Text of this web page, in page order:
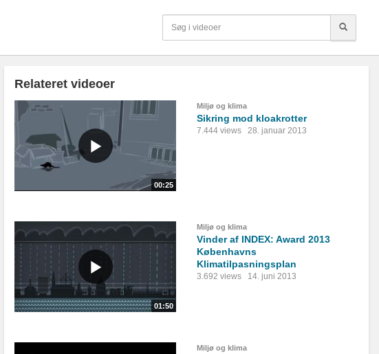
Relateret videoer
00:25
Miljø og klima
Sikring mod kloakrotter
7.444 views 28. januar 2013
01:50
Miljø og klima
Vinder af INDEX: Award 2013
Københavns
Klimatilpasningsplan
3.692 views 14. juni 2013
Miljø og klima